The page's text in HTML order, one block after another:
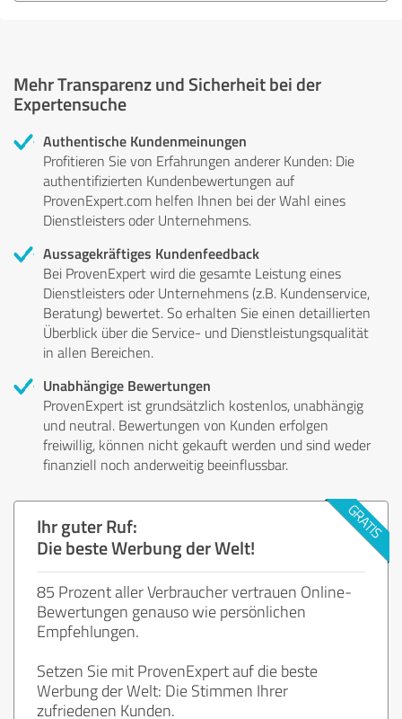
Mehr Transparenz und Sicherheit bei der
Expertensuche
Authentische Kundenmeinungen
Profitieren Sie von Erfahrungen anderer Kunden: Die
authentifizierten Kundenbewertungen auf
ProvenExpert.com helfen Ihnen bei der Wahl eines
Dienstleisters oder Unternehmens.
Aussagekräftiges Kundenfeedback
Bei ProvenExpert wird die gesamte Leistung eines
Dienstleisters oder Unternehmens (z.B. Kundenservice,
Beratung) bewertet. So erhalten Sie einen detaillierten
Überblick über die Service- und Dienstleistungsqualität
in allen Bereichen.
Unabhängige Bewertungen
ProvenExpert ist grundsätzlich kostenlos, unabhängig
und neutral. Bewertungen von Kunden erfolgen
freiwillig, können nicht gekauft werden und sind weder
finanziell noch anderweitig beeinflussbar.
Ihr guter Ruf:
Die beste Werbung der Welt!
85 Prozent aller Verbraucher vertrauen Online-
Bewertungen genauso wie persönlichen
Empfehlungen.
Setzen Sie mit ProvenExpert auf die beste
Werbung der Welt: Die Stimmen Ihrer
zufriedenen Kunden.